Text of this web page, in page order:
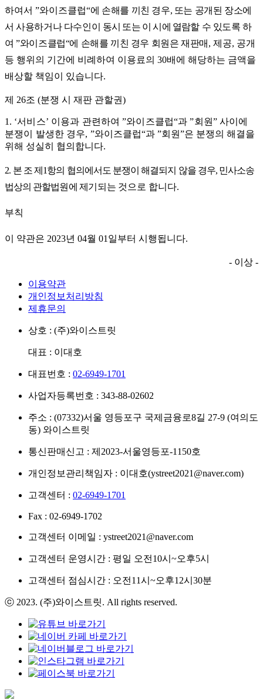
하여서 ”와이즈클럽“에 손해를 끼친 경우, 또는 공개된 장소에
서 사용하거나 다수인이 동시 또는 이 시에 열람할 수 있도록 하
여”와이즈클럽“에 손해를 끼친 경우 회원은 재판매 , 제공, 공개
등 행위의 기간에 비례하여 이용료의 30배에 해당하는 금액을
배상할 책임이 있습니다.
제 26조 (분쟁 시 재판 관할권)
1. ‘서비스’ 이용과 관련하여”와이즈클럽“과 ”회원”사이에
분쟁이 발생한 경우, ”와이즈클럽“과 ”회원”은 분쟁의 해결을
위해 성실히 협의합니다.
2. 본 조 제 1항의 협의에서도 분쟁이 해결되지 않을 경우, 민사소송
법상의 관할법원에 제기되는 것으로 합니다.
부칙
이 약관은 2023년 04월 01 일부터 시행됩니다.
- 이상 -
이용약관
개인정보처리방침
제휴문의
상호 : (주)와이스트릿
대표 : 이대호
대표번호 : 02-6949-1701
사업자등록번호 : 343-88-02602
주소 : (07332)서울 영등포구 국제금융로8길 27-9 (여의도
동) 와이스트릿
통신판매신고 : 제2023-서울영등포-1150호
개인정보관리책임자 : 이대호(ystreet2021@naver.com)
고객센터 : 02-6949-1701
Fax : 02-6949-1702
고객센터 이메일 : ystreet2021@naver.com
고객센터 운영시간 : 평일 오전10시~오후5시
고객센터 점심시간 : 오전11시~오후12시30분
ⓒ 2023. (주)와이스트릿. All rights reserved.